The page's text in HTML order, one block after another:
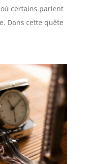
certains parlent
Dans cette quête